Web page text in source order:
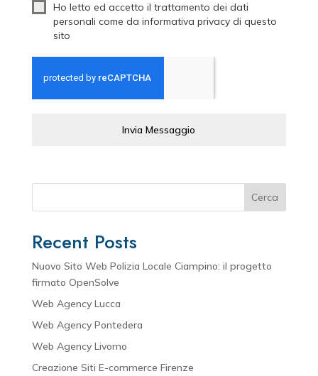
Ho letto ed accetto il trattamento dei dati
personali come da informativa privacy di questo
sito
Invia Messaggio
Cerca
Recent Posts
Nuovo Sito Web Polizia Locale Ciampino: il progetto
firmato OpenSolve
Web Agency Lucca
Web Agency Pontedera
Web Agency Livorno
Creazione Siti E-commerce Firenze